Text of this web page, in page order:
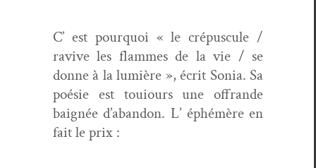
C’ est pourquoi « le cré­pus­cule /
ravive les flammes de la vie / se
donne à la lumière », écrit Sonia. Sa
poésie est touiours une offrande
baignée d’abandon. L’ éphémère en
fait le prix :